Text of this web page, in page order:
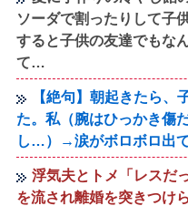
ソーダで割ったりして子
すると子供の友達でもな
て…
【絶句】朝起きたら、
た。私（腕はひっかき傷
し…）→涙がボロボロ出
浮気夫とトメ「レスだ
を流され離婚を突きつけ